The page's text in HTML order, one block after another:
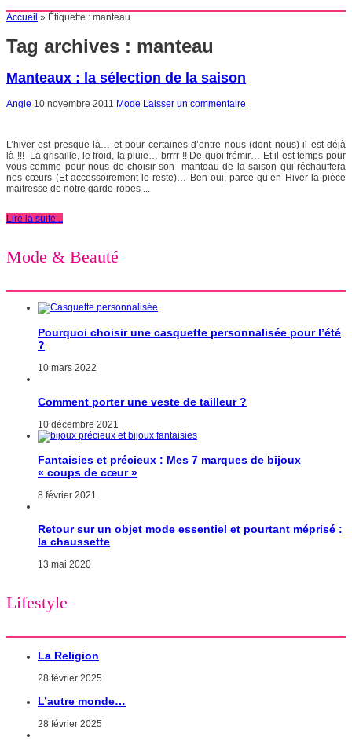
Accueil » Étiquette : manteau
Tag archives : manteau
Manteaux : la sélection de la saison
Angie 10 novembre 2011 Mode Laisser un commentaire
L’hiver est presque là… et pour certaines d’entre nous (dont nous) il est déjà
là !!! La grisaille, le froid, la pluie… brrrr !! De quoi frémir… Et il est temps pour
vous comme pour nous de choisir son manteau de la saison qui réchauffera
nos cœurs (Et accessoirement le reste)… Ben oui, parce qu’en Hiver la pièce
maitresse de notre garde-robes ...
Lire la suite...
Mode & Beauté
Pourquoi choisir une casquette personnalisée pour l’été
?
10 mars 2022
Comment porter une veste de tailleur ?
10 décembre 2021
Fantaisies et précieux : Mes 7 marques de bijoux
« coups de cœur »
8 février 2021
Retour sur un objet mode essentiel et pourtant méprisé :
la chaussette
13 mai 2020
Lifestyle
La Religion
28 février 2025
L’autre monde…
28 février 2025